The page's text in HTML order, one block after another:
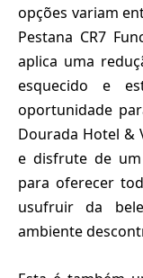
opções variam
Pestana CR7
aplica uma
esquecido e
oportunidade
Dourada Hotel &
e disfrute de
para oferecer
usufruir da
ambiente